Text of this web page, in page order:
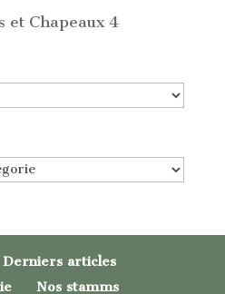
et Chapeaux 4
Derniers articles
Nos stamms